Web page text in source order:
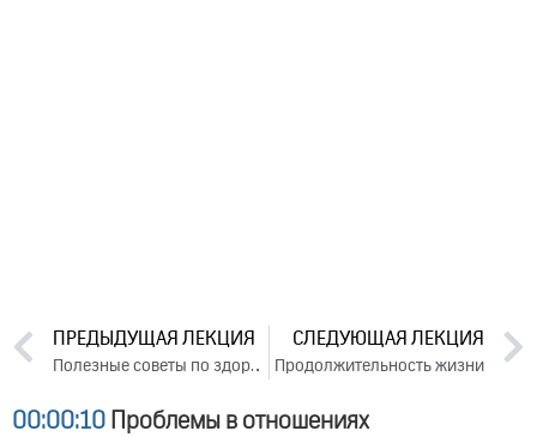
ПРЕДЫДУЩАЯ ЛЕКЦИЯ
Полезные советы по здоровью. Лекция 3 (фестиваль «Благость», 2016)
СЛЕДУЮЩАЯ ЛЕКЦИЯ
Продолжительность жизни
00:00:10 Проблемы в отношениях